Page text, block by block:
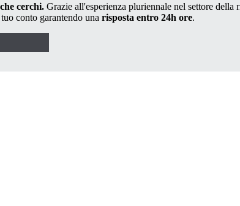
cerchi. Grazie all'esperienza pluriennale nel settore della
conto garantendo una risposta entro 24h ore.